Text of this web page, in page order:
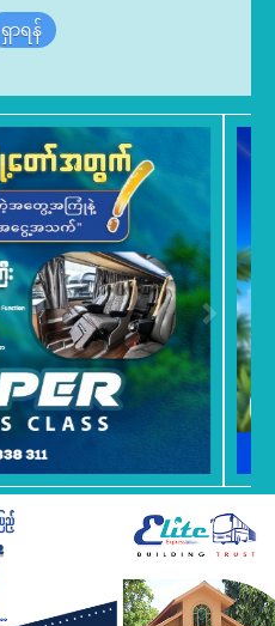
ရှာရန်
Next